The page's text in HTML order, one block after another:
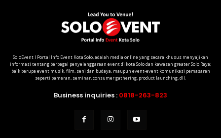
SoloEvent I Portal Info Event Kota Solo, adalah media online yang secara khusus menyajikan
informasi tentang berbagai penyelenggaraan event di kota Solo dan kawasan greater Solo Raya;
baik berupa event musik, film, seni dan budaya, maupun event-event komunikasi pemasaran
seperti pameran, seminar, consumer gathering, product launching, dll.
Business inquiries : 0818-263-823